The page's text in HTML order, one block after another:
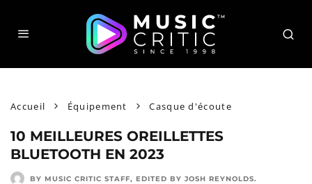
Accueil Équipement Casque d'écoute
10 MEILLEURES OREILLETTES
BLUETOOTH EN 2023
BY MUSIC CRITIC STAFF, EDITED BY JOSH REYNOLDS.